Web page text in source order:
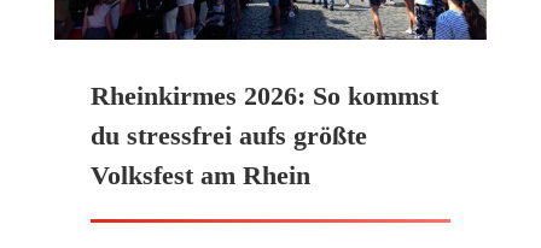
Rheinkirmes 2026: So kommst
du stressfrei aufs größte
Volksfest am Rhein